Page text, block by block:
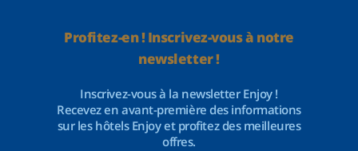
Profitez-en ! Inscrivez-vous à notre
newsletter !
Inscrivez-vous à la newsletter Enjoy !
Recevez en avant-première des informations
sur les hôtels Enjoy et profitez des meilleures
offres.